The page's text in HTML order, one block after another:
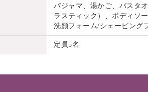
パジャマ、湯かご、バスタ
ラスティック）、ボディソ
洗顔フォーム/シェービング
定員5名